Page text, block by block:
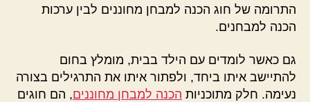
התרומה של חוג הכנה למבחן מחוננים לבין ערכות
הכנה למבחנים.
גם כאשר לומדים עם הילד בבית, מומלץ בחום
להתיישב איתו ביחד, ולפתור איתו את התרגילים בצורה
נעימה. חלק מתוכניות הכנה למבחן מחוננים, הם חוגים